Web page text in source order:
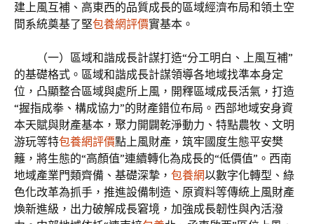
建上風互補、高東西的品質成長的區域經濟布局和領土空
間系統奠基了堅包養網評價實基本。
（一）區域和諧成長計謀打造“分工明白、上風互補”
的基礎格式。區域和諧成長計謀領導各地域找準本身定
位，凸顯整合區域與處所上風，開釋區域成長活氣，打造
“握指成拳、構成協力”的財產錯位布局。西部地域安身資
本天賦與財產基本，聚力開闢乾淨動力、特點農牧、文明
游玩等特包養網評價點上風財產，筑牢國度生態平安樊
籬，將生態的“高顏值”連續轉化為成長的“低價值”。西南
地域產業門類齊備、基礎深摯， 包養網以數字化轉型、綠
色化改革為抓手，推進設備制造、原資料等傳統上風財產
煥新進級，出力破解成長窘境，加強成長韌性與內活潑